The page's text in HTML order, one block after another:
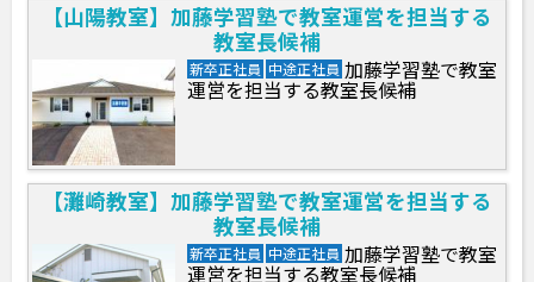
【山陽教室】加藤学習塾で教室運営を担当する
教室長候補
新卒正社員 中途正社員 加藤学習塾で教室
運営を担当する教室長候補
【灘崎教室】加藤学習塾で教室運営を担当する
教室長候補
新卒正社員 中途正社員 加藤学習塾で教室
運営を担当する教室長候補